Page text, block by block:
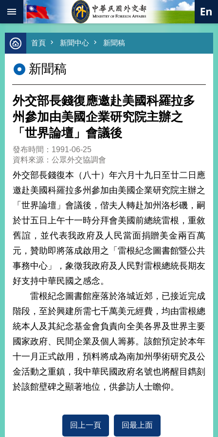
跳到主要內容區塊
進
階
尋
熱
合
外
交
價
值
外
經
濟
不
落
國
台
和
平
護
照
回
網
首頁 新聞中心 新聞稿
新聞稿
外交部長錢復應邀赴美國科羅拉多
州參加由美國企業研究院主辦之
「世界論壇」會議後
發布時間：1991-06-25
資料來源：公眾外交協調會
外交部長錢復本（八十）年六月十九日至廿二日應
邀赴美國科羅拉多州參加由美國企業研究院主辦之
「世界論壇」會議後，偕夫人轉赴加州洛杉磯，嗣
於廿五日上午十一時分拜會美國前總統雷根，重敘
舊誼，並代表我政府及人民當面捐贈美金兩百萬
元，贊助即將落成啟用之「雷根紀念圖書館暨公共
事務中心」，象徵我政府及人民對雷根總統長期友
好支持中華民國之感念。
雷根紀念圖書館座落於洛城近郊，已接近完成
階段，至於興建所需七千萬美元經費，均由雷根總
統本人及其紀念基金會負責向全美各界及世界主要
國家政府、民間企業及個人籌募。該館預定於本年
十一月正式啟用，預料將成為南加州學術研究及公
金活動之重鎮，我中華民國政府名號也將醒目鐫刻
於該館壁碑之顯著地位，供參訪人士瞻仰。
回上一頁 回最上面